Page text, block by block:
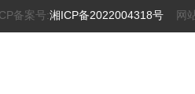
备案号:湘ICP备2022004318号 网